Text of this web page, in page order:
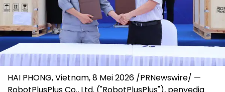
HAI PHONG, Vietnam,8 Mei 2026 /PRNewswire/ —